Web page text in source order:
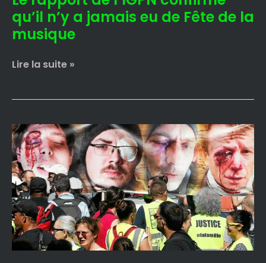
qu’il n’y a jamais eu de Fête de la
musique
Fête
de
la
Lire la suite »
Selon
l’IGPN
il
n’y
a
aucun
lien
entre
les